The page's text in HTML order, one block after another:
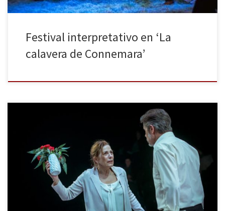
Festival interpretativo en ‘La
calavera de Connemara’
Florian Zeller, el dramaturgo francés del momento, de quien ya
vimos en Barcelona a principios de temporada El padre,
protagonizada por Hector Alterio, estrena ahora en La Villarroel La
mare, a quien da vida Emma Vilarasau bajo la dirección de Andrés
Lima, y que seguirá en cartel hasta el 17 […]